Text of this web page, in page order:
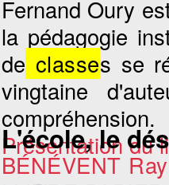
Fernand Oury
la pédagogie
de classes se
vingtaine
compréhension.
Présentation du
L'école, le
BÉNÉVENT